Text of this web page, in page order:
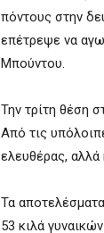
πόντους στην
επέτρεψε να
Μπούντου.
Την τρίτη θέση
Από τις
ελευθέρας, αλλά
Τα
53 κιλά γυναικών